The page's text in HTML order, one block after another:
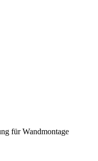
für Wandmontage